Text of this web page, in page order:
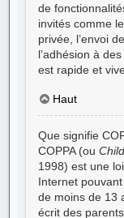
de
invités comme
privée, l’envoi
l’adhésion à
est rapide et
Haut
Que signifie
COPPA (ou
1998) est une
Internet
de moins de 13
écrit des